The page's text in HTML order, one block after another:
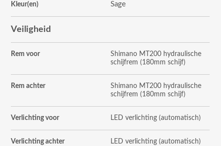
Kleur(en) Sage
Veiligheid
Rem voor
Shimano MT200 hydraulische
schijfrem (180mm schijf)
Rem achter
Shimano MT200 hydraulische
schijfrem (180mm schijf)
Verlichting voor LED verlichting (automatisch)
Verlichting achter LED verlichting (automatisch)